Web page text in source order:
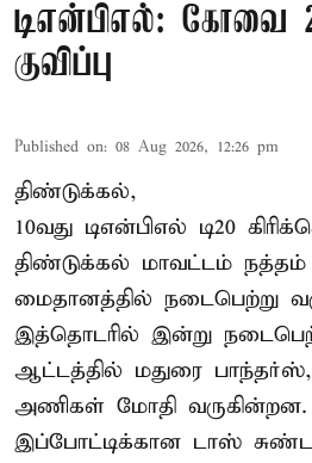
டிஎன்பிஎல்: கோவை
குவிப்பு
Published on: 08 Aug 2026, 12:26 pm
திண்டுக்கல்,
10வது டிஎன்பிஎல் டி20
திண்டுக்கல் மாவட்டம் நத்தம்
மைதானத்தில் நடைபெற்று
இத்தொடரில் இன்று
ஆட்டத்தில் மதுரை
அணிகள் மோதி வருகின்றன.
இப்போட்டிக்கான டாஸ்